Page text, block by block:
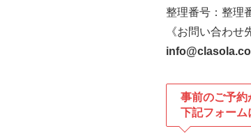
整理番号：整理
《お問い合わせ
事前のご予約
下記フォーム